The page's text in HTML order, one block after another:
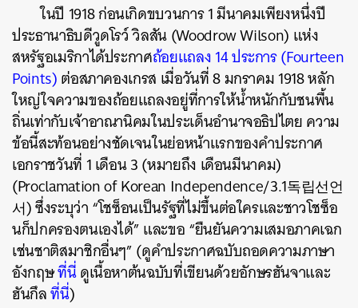
ในปี 1918 ก่อนเกิดขบวนการ 1 มีนาคมเพียงหนึ่งปี
ประธานาธิบดีวูดโรว์ วิลสัน (Woodrow Wilson) แห่ง
สหรัฐอเมริกาได้ประกาศถ้อยแถลง 14 ประการ (Fourteen
Points)ต่อสภาคองเกรส เมื่อวันที่ 8 มกราคม 1918 หลัก
ใหญ่ใจความของถ้อยแถลงอยู่ที่การให้น้ำหนักกับชนพื้น
ถิ่นเท่ากับเจ้าอาณานิคมในประเด็นอำนาจอธิปไตย ความ
ข้อนี้สะท้อนอย่างชัดเจนในย่อหน้าแรกของคำประกาศ
เอกราชวันที่ 1 เดือน 3 (หมายถึง เดือนมีนาคม)
(Proclamation of Korean Independence/3.1독립선언
서) ซึ่งระบุว่า “โชซ็อนเป็นรัฐที่ไม่ขึ้นต่อใครและชาวโชซ็อ
นก็ปกครองตนเองได้” และขอ “ยืนยันความเสมอภาคเฉก
เช่นชาติสมาชิกอื่นๆ” (ดูคำประกาศฉบับถอดความภาษา
อังกฤษที่นี่ดูเนื้อหาต้นฉบับที่เขียนด้วยอักษรฮันจาและ
ฮันกึลที่นี่)